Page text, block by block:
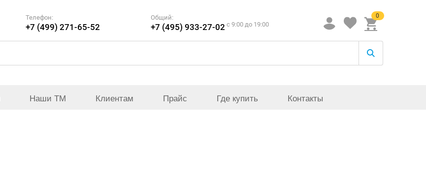
Телефон:
+7 (499) 271-65-52
Общий:
+7 (495) 933-27-02 c 9:00 до 19:00
0
Наши ТМ Клиентам Прайс Где купить Контакты